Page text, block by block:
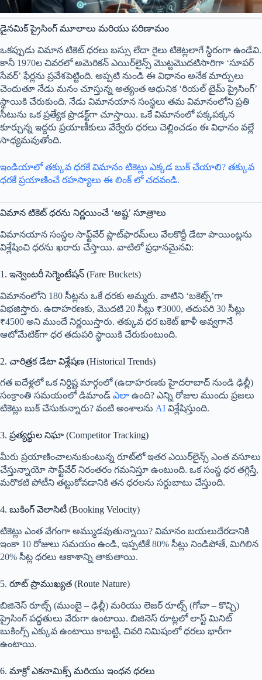
డైనమిక్ ప్రైసింగ్ మూలాలు మరియు పరిణామం
ఒకప్పుడు విమాన టికెట్ ధరలు బస్సు లేదా రైలు టికెట్లలాగే స్థిరంగా ఉండేవి.
కానీ 1970ల చివరలో అమెరికన్ ఎయిర్‌లైన్స్ మొట్టమొదటిసారిగా ‘సూపర్
సేవర్’ ఫేర్లను ప్రవేశపెట్టింది. అప్పటి నుండి ఈ విధానం అనేక మార్పులు
చెందుతూ నేడు మనం చూస్తున్న అత్యంత ఆధునిక ‘రియల్ టైమ్ ప్రైసింగ్’
స్థాయికి చేరుకుంది. నేడు విమానయాన సంస్థలు తమ విమానంలోని ప్రతి
సీటును ఒక ప్రత్యేక ప్రొడక్ట్‌గా చూస్తాయి. ఒకే విమానంలో పక్కపక్కన
కూర్చున్న ఇద్దరు ప్రయాణీకులు వేర్వేరు ధరలు చెల్లించడం ఈ విధానం వల్లే
సాధ్యమవుతోంది.
ఇండియాలో తక్కువ ధరకే విమానం టికెట్లు ఎక్కడ బుక్ చేయాలి? తక్కువ
ధరకే ప్రయాణించే రహస్యాలు ఈ లింక్ లో చదవండి.
విమాన టికెట్ ధరను నిర్ణయించే ‘అష్ట’ సూత్రాలు
విమానయాన సంస్థల సాఫ్ట్‌వేర్ ప్లాట్‌ఫారమ్‌లు వేలకొద్దీ డేటా పాయింట్లను
విశ్లేషించి ధరను ఖరారు చేస్తాయి. వాటిలో ప్రధానమైనవి:
1. ఇన్వెంటరీ సెగ్మెంటేషన్ (Fare Buckets)
విమానంలోని 180 సీట్లను ఒకే ధరకు అమ్మరు. వాటిని ‘బకెట్స్’గా
విభజిస్తారు. ఉదాహరణకు, మొదటి 20 సీట్లు ₹3000, తదుపరి 30 సీట్లు
₹4500 అని ముందే నిర్ణయిస్తారు. తక్కువ ధర బకెట్ ఖాళీ అవ్వగానే
ఆటోమేటిక్‌గా ధర తదుపరి స్థాయికి చేరుకుంటుంది.
2. చారిత్రక డేటా విశ్లేషణ (Historical Trends)
గత ఐదేళ్లలో ఒక నిర్దిష్ట మార్గంలో (ఉదాహరణకు హైదరాబాద్ నుండి ఢిల్లీ)
సంక్రాంతి సమయంలో డిమాండ్ ఎలా ఉంది? ఎన్ని రోజుల ముందు ప్రజలు
టికెట్లు బుక్ చేసుకున్నారు? వంటి అంశాలను AI విశ్లేషిస్తుంది.
3. ప్రత్యర్థుల నిఘా (Competitor Tracking)
మీరు ప్రయాణించాలనుకుంటున్న రూట్‌లో ఇతర ఎయిర్‌లైన్స్ ఎంత వసూలు
చేస్తున్నాయో సాఫ్ట్‌వేర్ నిరంతరం గమనిస్తూ ఉంటుంది. ఒక సంస్థ ధర తగ్గిస్తే,
మరొకటి పోటీని తట్టుకోవడానికి తన ధరలను సర్దుబాటు చేస్తుంది.
4. బుకింగ్ వెలాసిటీ (Booking Velocity)
టికెట్లు ఎంత వేగంగా అమ్ముడవుతున్నాయి? విమానం బయలుదేరడానికి
ఇంకా 10 రోజులు సమయం ఉండి, ఇప్పటికే 80% సీట్లు నిండిపోతే, మిగిలిన
20% సీట్ల ధరలు ఆకాశాన్ని తాకుతాయి.
5. రూట్ ప్రాముఖ్యత (Route Nature)
బిజినెస్ రూట్స్ (ముంబై – ఢిల్లీ) మరియు లెజర్ రూట్స్ (గోవా – కొచ్చి)
ప్రైసింగ్ పద్ధతులు వేరుగా ఉంటాయి. బిజినెస్ రూట్లలో లాస్ట్ మినిట్
బుకింగ్స్ ఎక్కువ ఉంటాయి కాబట్టి, చివరి నిమిషంలో ధరలు భారీగా
ఉంటాయి.
6. మాక్రో ఎకనామిక్స్ మరియు ఇంధన ధరలు